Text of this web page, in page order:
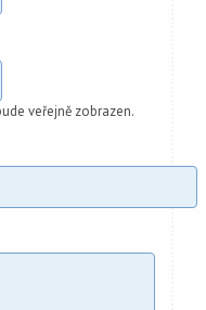
veřejně zobrazen.